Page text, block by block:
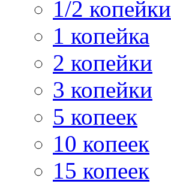
1/2 копейки
1 копейка
2 копейки
3 копейки
5 копеек
10 копеек
15 копеек